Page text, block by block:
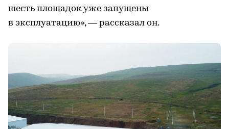
шесть площадок уже запущены
в эксплуатацию», — рассказал он.